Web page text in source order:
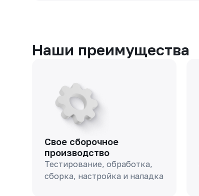
Наши преимущества
Свое сборочное
производство
Тестирование, обработка,
сборка, настройка и наладка